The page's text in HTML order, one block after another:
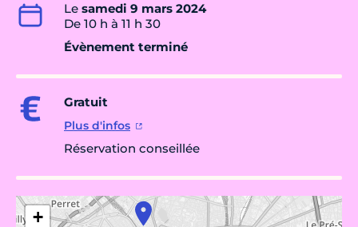
Le samedi 9 mars 2024
De 10 h à 11 h 30
Évènement terminé
Gratuit
Plus d'infos
Réservation conseillée
+